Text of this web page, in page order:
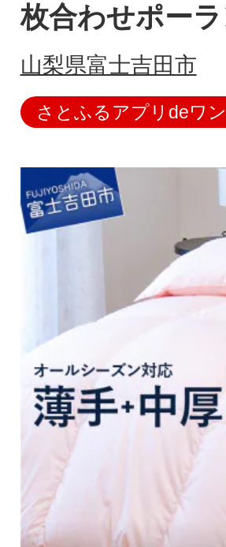
枚合わせポー
山梨県富士吉田市
さとふるアプリdeワ